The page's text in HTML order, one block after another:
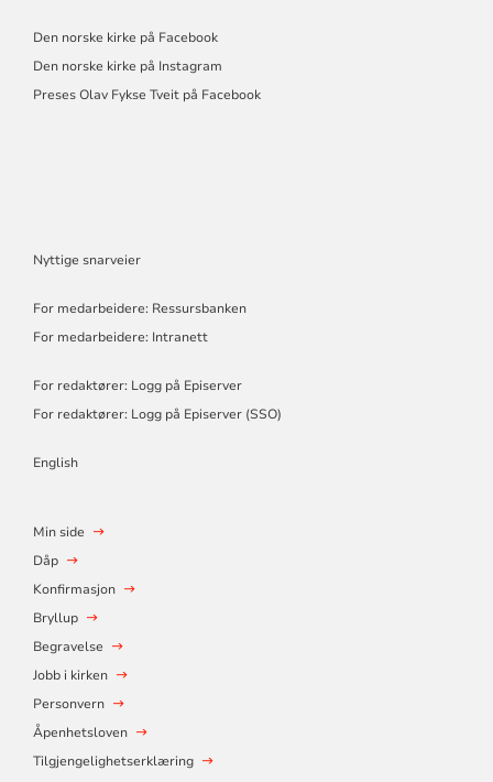
Den norske kirke på Facebook
Den norske kirke på Instagram
Preses Olav Fykse Tveit på Facebook
Nyttige snarveier
For medarbeidere: Ressursbanken
For medarbeidere: Intranett
For redaktører: Logg på Episerver
For redaktører: Logg på Episerver (SSO)
English
Min side
Dåp
Konfirmasjon
Bryllup
Begravelse
Jobb i kirken
Personvern
Åpenhetsloven
Tilgjengelighetserklæring